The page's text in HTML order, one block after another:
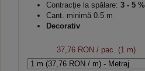
Contracţie la spălare: 3 - 5 %
Cant. minimă 0.5 m
Decorativ
37,76 RON / pac. (1 m)